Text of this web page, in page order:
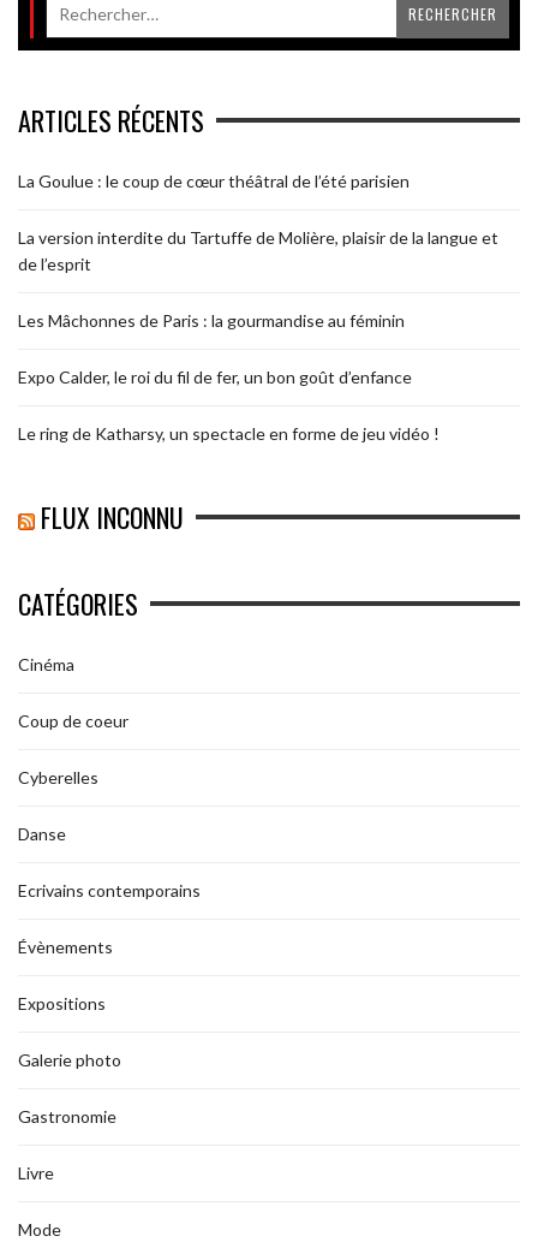
ARTICLES RÉCENTS
La Goulue : le coup de cœur théâtral de l’été parisien
La version interdite du Tartuffe de Molière, plaisir de la langue et
de l’esprit
Les Mâchonnes de Paris : la gourmandise au féminin
Expo Calder, le roi du fil de fer, un bon goût d’enfance
Le ring de Katharsy, un spectacle en forme de jeu vidéo !
FLUX INCONNU
CATÉGORIES
Cinéma
Coup de coeur
Cyberelles
Danse
Ecrivains contemporains
Évènements
Expositions
Galerie photo
Gastronomie
Livre
Mode